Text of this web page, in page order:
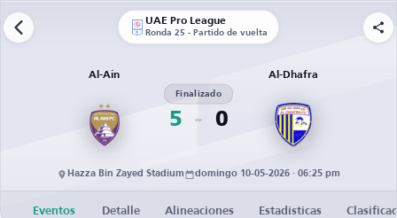
UAE Pro League
Ronda 25 - Partido de vuelta
Al-Ain
5
Finalizado
0
Al-Dhafra
Hazza Bin Zayed Stadium domingo 10-05-2026 · 06:25 pm
Eventos Detalle Alineaciones Estadísticas